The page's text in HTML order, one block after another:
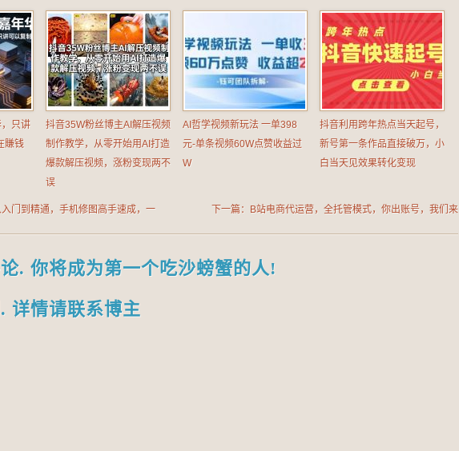
只讲
賺钱
抖音35W粉丝博主AI解压视频
制作教学，从零开始用AI打造
爆款解压视频，涨粉变现两不
误
AI哲学视频新玩法 一单398
元-单条视频60W点赞收益过
W
抖音利用跨年热点当天起号，
新号第一条作品直接破万，小
白当天见效果转化变现
门到精通，手机修图高手速成，一
下一篇：B站电商代运营，全托管模式，你出账号，我们来
. 你将成为第一个吃沙螃蟹的人!
详情请联系博主